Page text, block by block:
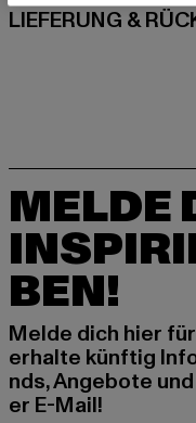
LIEFERUNG &
MELDE
BEN!
Melde dich hier
erhalte künftig
nds, Angebote
er E-Mail!